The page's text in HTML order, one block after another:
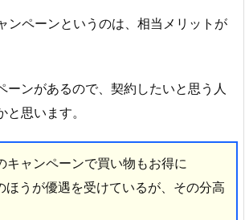
ンペーンというのは、相当メリットが
ーンがあるので、契約したいと思う人
思います。
キャンペーンで買い物もお得に
ほうが優遇を受けているが、その分高